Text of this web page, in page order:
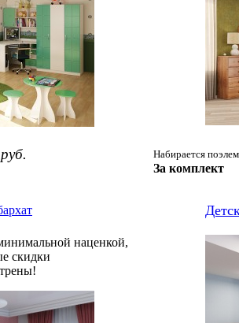
руб. Набирается
За комплект
наценкой,
скидки